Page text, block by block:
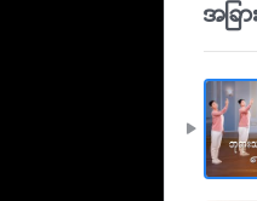
အျခ